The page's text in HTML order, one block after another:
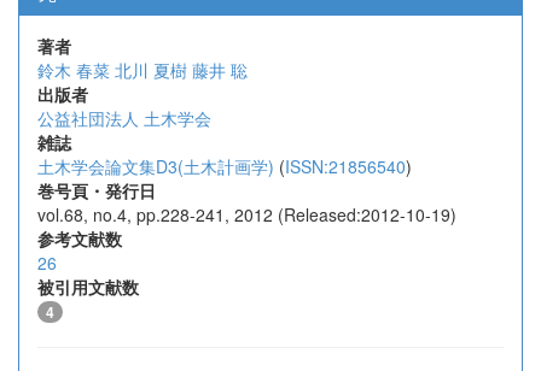
著者
鈴木 春菜 北川 夏樹 藤井 聡
出版者
公益社団法人 土木学会
雑誌
土木学会論文集D3(土木計画学) (ISSN:21856540)
巻号頁・発行日
vol.68, no.4, pp.228-241, 2012 (Released:2012-10-19)
参考文献数
26
被引用文献数
4